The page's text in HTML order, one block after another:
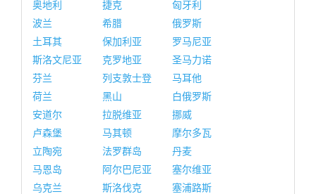
奥地利
捷克
匈牙利
波兰
希腊
俄罗斯
土耳其
保加利亚
罗马尼亚
斯洛文尼亚
克罗地亚
圣马力诺
芬兰
列支敦士登
马耳他
荷兰
黑山
白俄罗斯
安道尔
拉脱维亚
挪威
卢森堡
马其顿
摩尔多瓦
立陶宛
法罗群岛
丹麦
马恩岛
阿尔巴尼亚
塞尔维亚
乌克兰
斯洛伐克
塞浦路斯